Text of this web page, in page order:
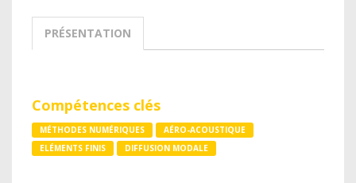
PRÉSENTATION
Compétences clés
MÉTHODES NUMÉRIQUES
AÉRO-ACOUSTIQUE
ELÉMENTS FINIS
DIFFUSION MODALE